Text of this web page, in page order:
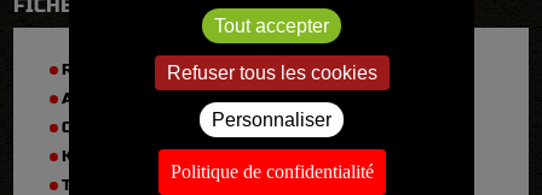
FICHE TECHNIQUE
RÉFÉRENCE :
2022FR1239
ANNÉE :
CYLINDRÉE :
KM :
TYPE :
900 CBR Fireblade
Tout accepter
Refuser tous les cookies
Personnaliser
Politique de confidentialité